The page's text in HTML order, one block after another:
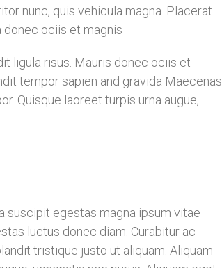
nunc, quis vehicula magna. Placerat
ociis et magnis
ligula risus. Mauris donec ociis et
tempor sapien and gravida Maecenas
Quisque laoreet turpis urna augue,
suscipit egestas magna ipsum vitae
luctus donec diam. Curabitur ac
tristique justo ut aliquam. Aliquam